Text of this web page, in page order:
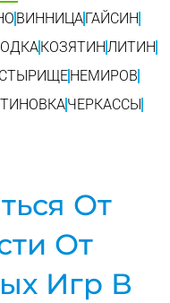
ВИННИЦАГАЙСИН
КОЗЯТИН ЛИТИН
НЕМИРОВ
ЧЕРКАССЫ
От
От
Игр В